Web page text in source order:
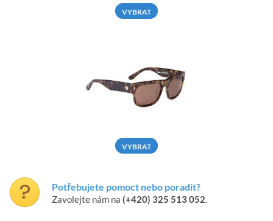
VYBRAT
VYBRAT
Potřebujete pomoct nebo poradit?
Zavolejte nám na (+420) 325 513 052.